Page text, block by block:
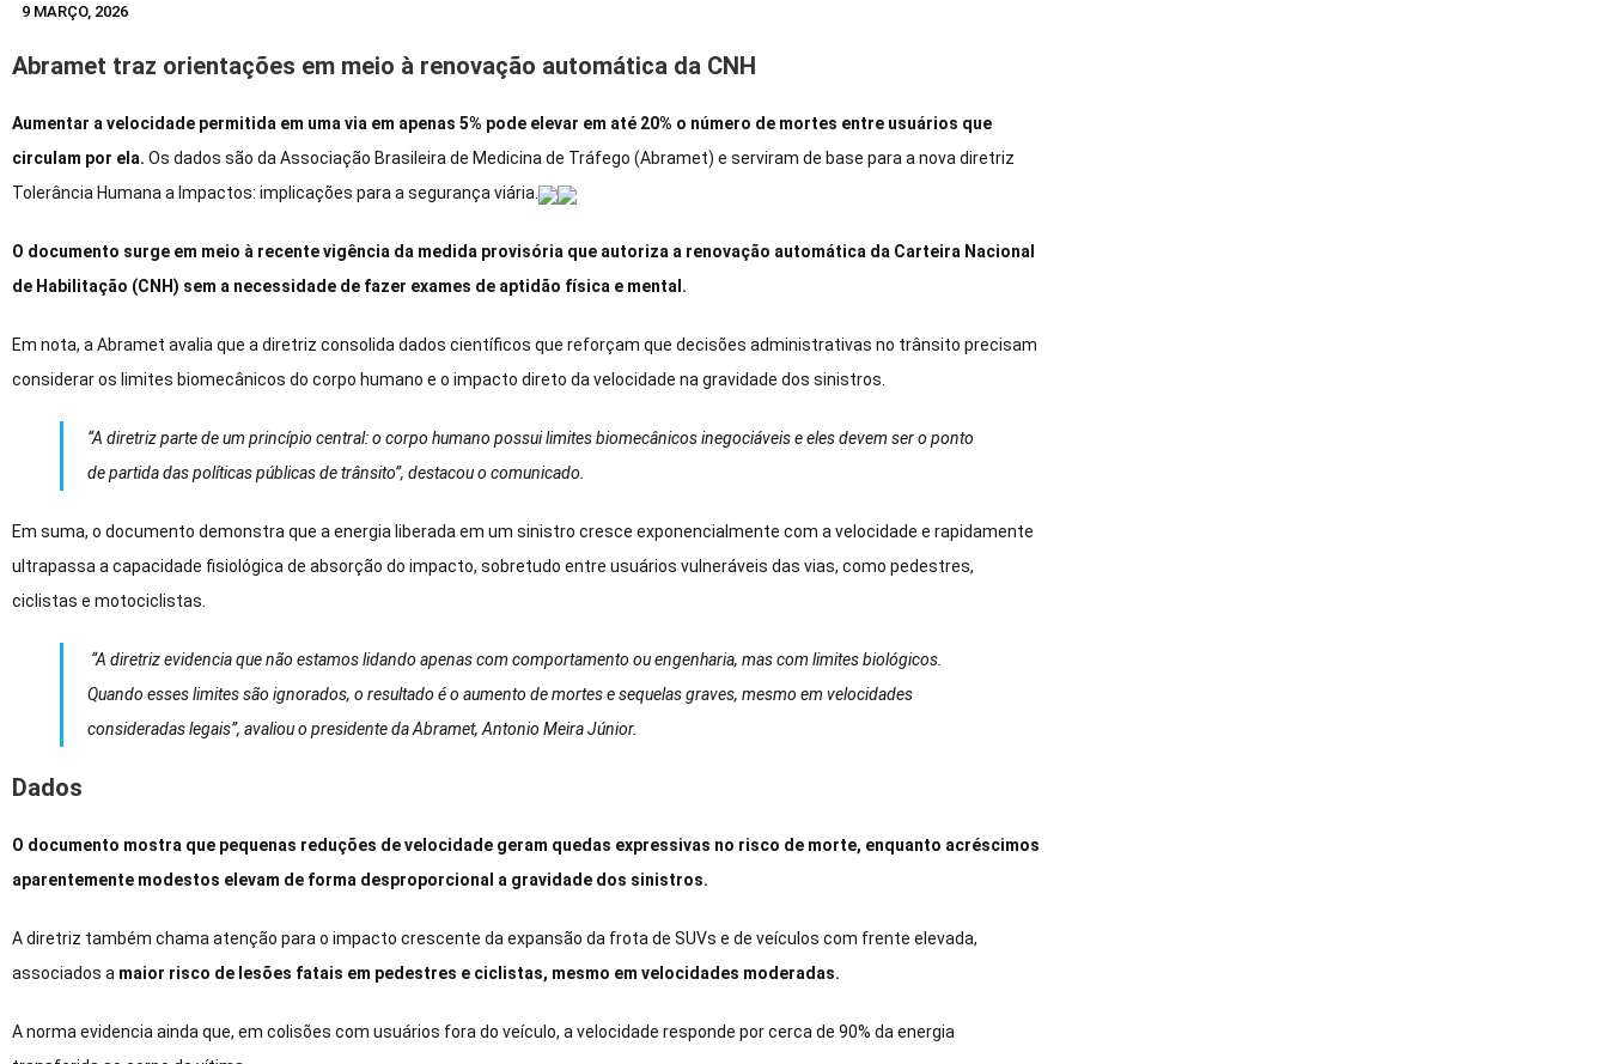
9 MARÇO, 2026
Abramet traz orientações em meio à renovação automática da CNH
Aumentar a velocidade permitida em uma via em apenas 5% pode elevar em até 20% o número de mortes entre usuários que
circulam por ela. Os dados são da Associação Brasileira de Medicina de Tráfego (Abramet) e serviram de base para a nova diretriz
Tolerância Humana a Impactos: implicações para a segurança viária.
O documento surge em meio à recente vigência da medida provisória que autoriza a renovação automática da Carteira Nacional
de Habilitação (CNH) sem a necessidade de fazer exames de aptidão física e mental.
Em nota, a Abramet avalia que a diretriz consolida dados científicos que reforçam que decisões administrativas no trânsito precisam
considerar os limites biomecânicos do corpo humano e o impacto direto da velocidade na gravidade dos sinistros.
“A diretriz parte de um princípio central: o corpo humano possui limites biomecânicos inegociáveis e eles devem ser o ponto
de partida das políticas públicas de trânsito”, destacou o comunicado.
Em suma, o documento demonstra que a energia liberada em um sinistro cresce exponencialmente com a velocidade e rapidamente
ultrapassa a capacidade fisiológica de absorção do impacto, sobretudo entre usuários vulneráveis das vias, como pedestres,
ciclistas e motociclistas.
“A diretriz evidencia que não estamos lidando apenas com comportamento ou engenharia, mas com limites biológicos.
Quando esses limites são ignorados, o resultado é o aumento de mortes e sequelas graves, mesmo em velocidades
consideradas legais”, avaliou o presidente da Abramet, Antonio Meira Júnior.
Dados
O documento mostra que pequenas reduções de velocidade geram quedas expressivas no risco de morte, enquanto acréscimos
aparentemente modestos elevam de forma desproporcional a gravidade dos sinistros.
A diretriz também chama atenção para o impacto crescente da expansão da frota de SUVs e de veículos com frente elevada,
associados a maior risco de lesões fatais em pedestres e ciclistas, mesmo em velocidades moderadas.
A norma evidencia ainda que, em colisões com usuários fora do veículo, a velocidade responde por cerca de 90% da energia